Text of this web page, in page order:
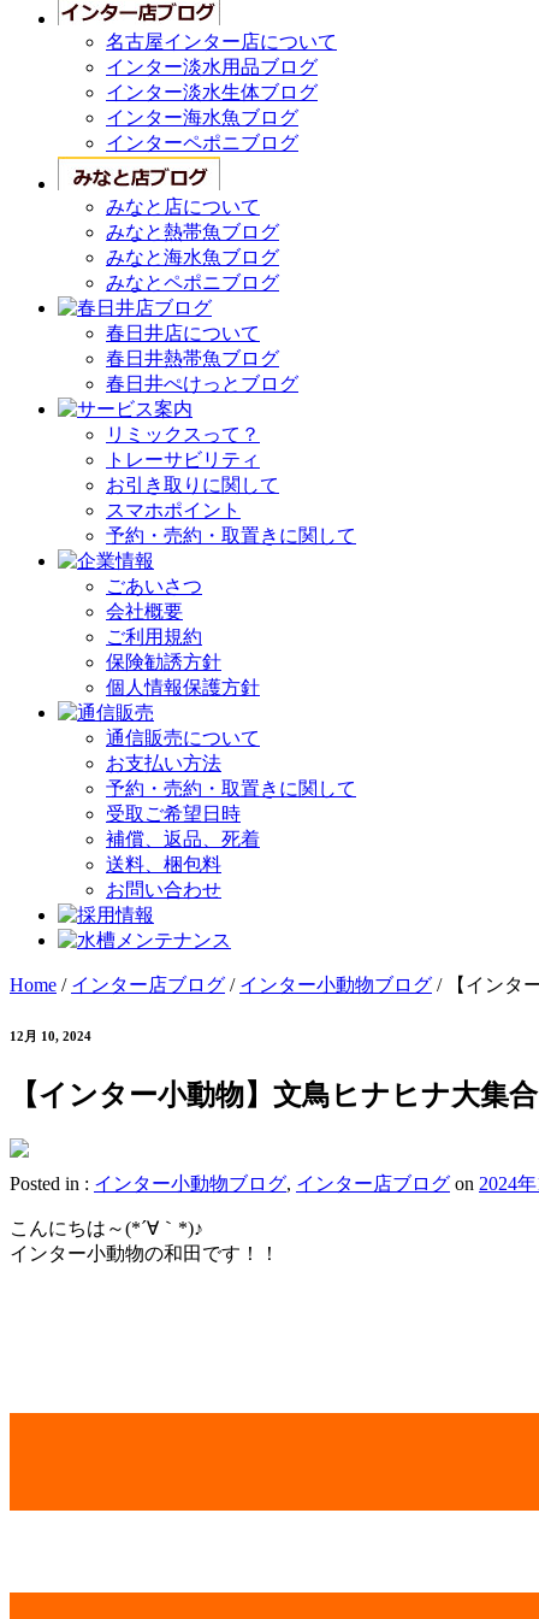
名古屋インター店について
インター淡水用品ブログ
インター淡水生体ブログ
インター海水魚ブログ
インターペポニブログ
みなと店について
みなと熱帯魚ブログ
みなと海水魚ブログ
みなとペポニブログ
春日井店について
春日井熱帯魚ブログ
春日井ぺけっとブログ
リミックスって？
トレーサビリティ
お引き取りに関して
スマホポイント
予約・売約・取置きに関して
ごあいさつ
会社概要
ご利用規約
保険勧誘方針
個人情報保護方針
通信販売について
お支払い方法
予約・売約・取置きに関して
受取ご希望日時
補償、返品、死着
送料、梱包料
お問い合わせ
Home / インター店ブログ / インター小動物ブログ / 【インタ
12月 10, 2024
【インター小動物】文鳥ヒナヒナ大集
Posted in : インター小動物ブログ, インター店ブログ on 2024
こんにちは～(*´∀｀*)♪
インター小動物の和田です！！